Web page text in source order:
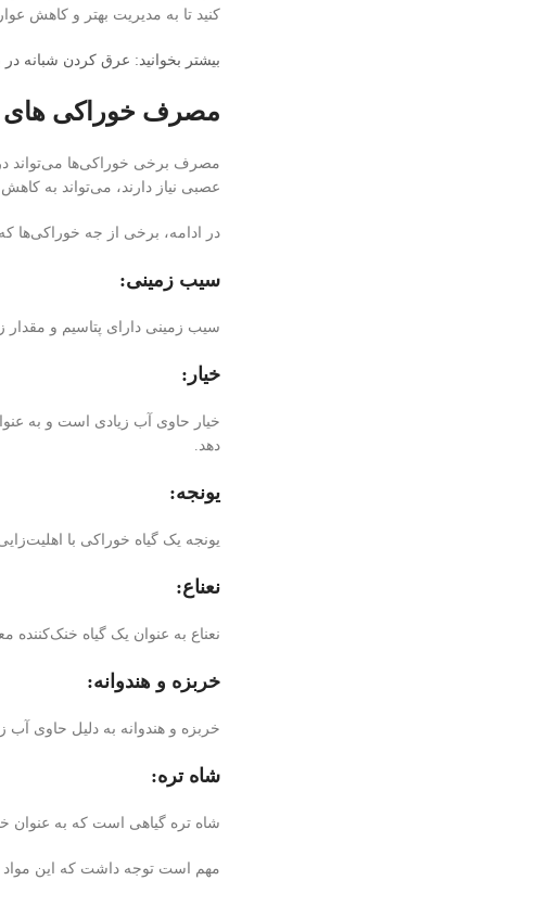
کنید تا به مدیریت بهتر و کاهش
بیشتر بخوانید: عرق كردن شبانه در
مصرف خوراکی های
مصرف برخی خوراکی‌ها می‌تواند
عصبی نیاز دارند، می‌تواند به
در ادامه، برخی از جه خوراکی‌ها
سیب زمینی:
سیب زمینی دارای پتاسیم و
خیار:
خیار حاوی آب زیادی است و به
دهد.
یونجه:
یونجه یک گیاه خوراکی با
نعناع:
نعناع به عنوان یک گیاه
خربزه و هندوانه:
خربزه و هندوانه به دلیل حاوی
شاه تره:
شاه تره گیاهی است که به
مهم است توجه داشت که این مواد